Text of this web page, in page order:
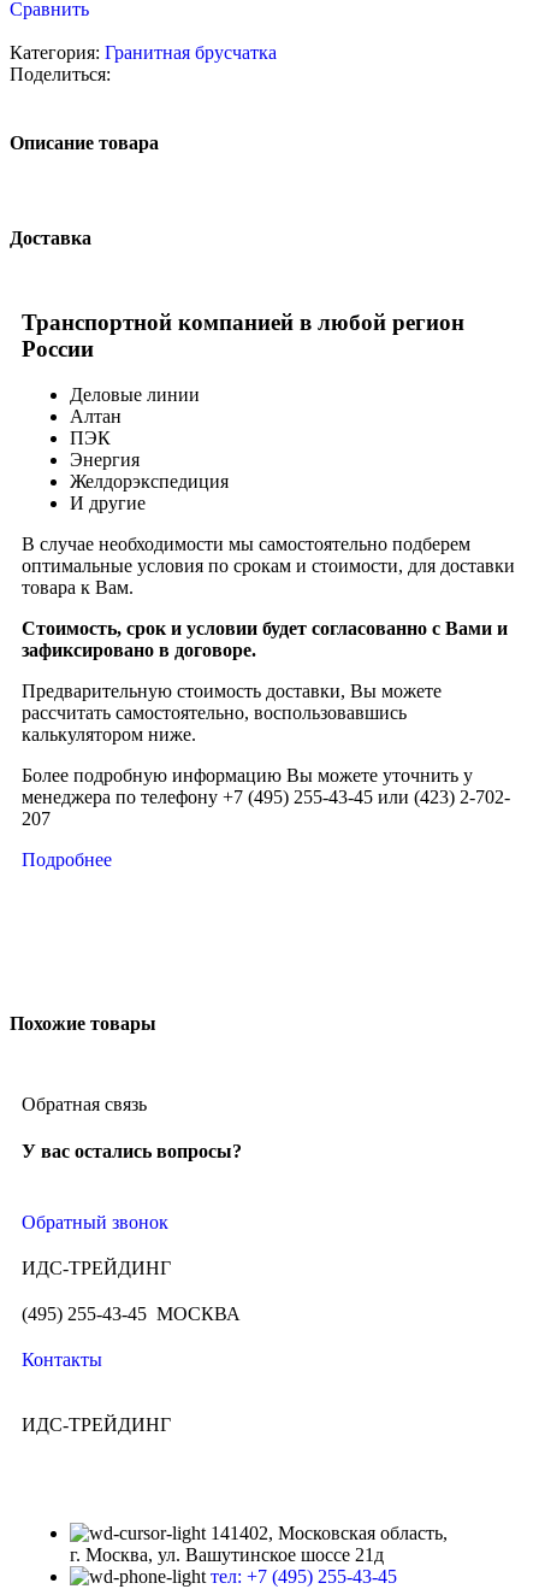
Сравнить
Категория: Гранитная брусчатка
Поделиться:
Описание товара
Доставка
Транспортной компанией в любой регион
России
Деловые линии
Алтан
ПЭК
Энергия
Желдорэкспедиция
И другие
В случае необходимости мы самостоятельно подберем
оптимальные условия по срокам и стоимости, для доставки
товара к Вам.
Стоимость, срок и условии будет согласованно с Вами и
зафиксировано в договоре.
Предварительную стоимость доставки, Вы можете
рассчитать самостоятельно, воспользовавшись
калькулятором ниже.
Более подробную информацию Вы можете уточнить у
менеджера по телефону +7 (495) 255-43-45 или (423) 2-702-
207
Подробнее
Похожие товары
Обратная связь
У вас остались вопросы?
Обратный звонок
ИДС-ТРЕЙДИНГ
(495) 255-43-45 МОСКВА
Контакты
ИДС-ТРЕЙДИНГ
141402, Московская область,
г. Москва, ул. Вашутинское шоссе 21д
тел: +7 (495) 255-43-45